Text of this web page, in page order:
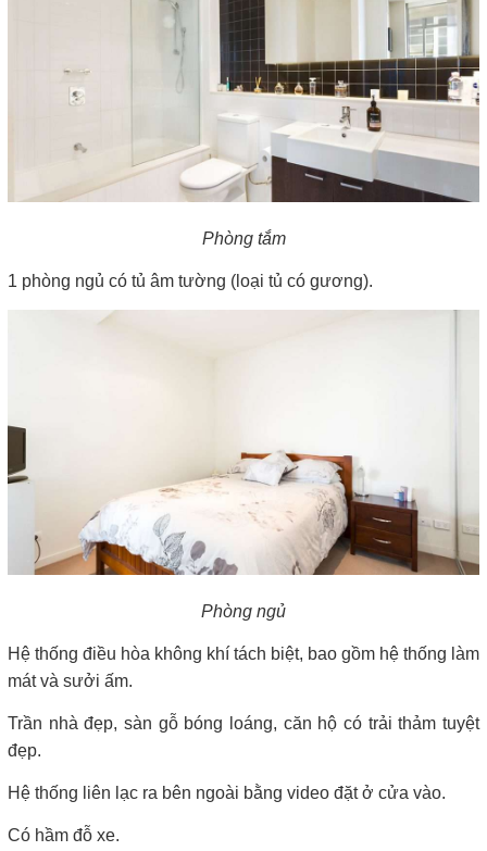
Phòng tắm
1 phòng ngủ có tủ âm tường (loại tủ có gương).
Phòng ngủ
Hệ thống điều hòa không khí tách biệt, bao gồm hệ thống làm
mát và sưởi ấm.
Trần nhà đẹp, sàn gỗ bóng loáng, căn hộ có trải thảm tuyệt
đẹp.
Hệ thống liên lạc ra bên ngoài bằng video đặt ở cửa vào.
Có hầm đỗ xe.